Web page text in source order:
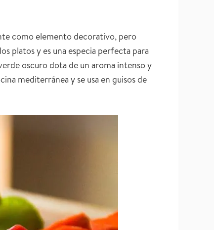
como elemento decorativo, pero
platos y es una especia perfecta para
oscuro dota de un aroma intenso y
mediterránea y se usa en guisos de